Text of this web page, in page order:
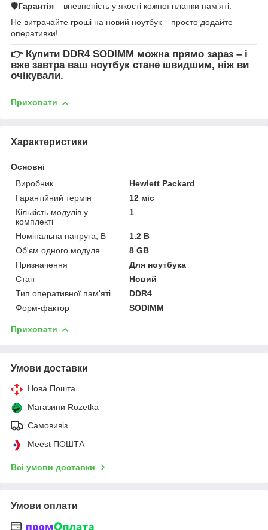
🛡Гарантія – впевненість у якості кожної планки пам’яті.
Не витрачайте гроші на новий ноутбук – просто додайте
оперативки!
👉 Купити DDR4 SODIMM можна прямо зараз – і
вже завтра ваш ноутбук стане швидшим, ніж ви
очікували.
Приховати
Характеристики
Основні
Виробник
Hewlett Packard
Гарантійний термін
12 міс
Кількість модулів у
комплекті
1
Номінальна напруга, В
1.2 В
Об'єм одного модуля
8 GB
Призначення
Для ноутбука
Стан
Новий
Тип оперативної пам'яті
DDR4
Форм-фактор
SODIMM
Приховати
Умови доставки
Нова Пошта
Магазини Rozetka
Самовивіз
Meest ПОШТА
Всі умови доставки
Умови оплати